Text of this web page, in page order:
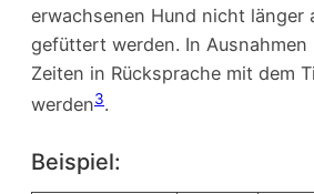
erwachsenen Hund nicht länger
gefüttert werden. In Ausnahmen
Zeiten in Rücksprache mit dem
werden3.
Beispiel: